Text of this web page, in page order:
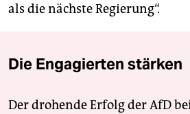
als die nächste Regierung“.
Die Engagierten stärken
Der drohende Erfolg der AfD